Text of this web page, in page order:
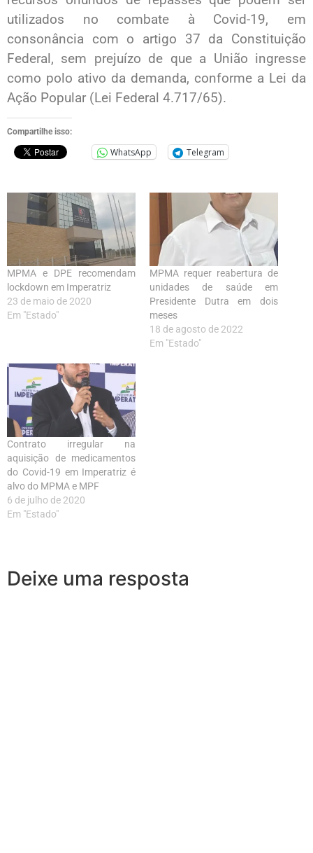
utilizados no combate à Covid-19, em
consonância com o artigo 37 da Constituição
Federal, sem prejuízo de que a União ingresse
como polo ativo da demanda, conforme a Lei da
Ação Popular (Lei Federal 4.717/65).
Compartilhe isso:
WhatsApp Telegram
MPMA e DPE recomendam
lockdown em Imperatriz
23 de maio de 2020
Em "Estado"
MPMA requer reabertura de
unidades de saúde em
Presidente Dutra em dois
meses
18 de agosto de 2022
Em "Estado"
Contrato irregular na
aquisição de medicamentos
do Covid-19 em Imperatriz é
alvo do MPMA e MPF
6 de julho de 2020
Em "Estado"
Deixe uma resposta